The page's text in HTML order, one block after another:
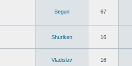
Begun 67
Shuriken 16
Vladislav 16